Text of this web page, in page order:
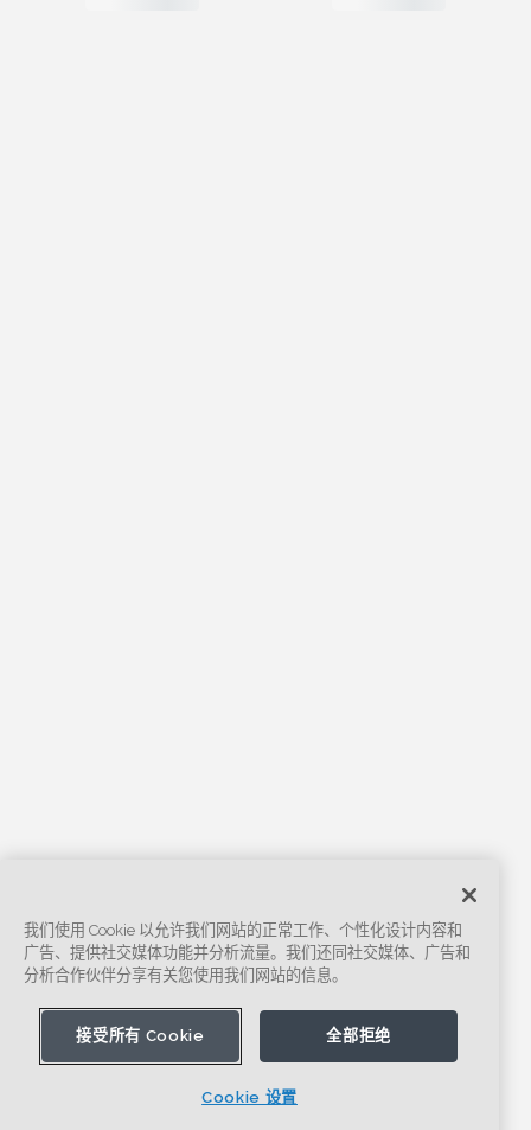
我们使用 Cookie 以允许我们网站的正常工作、个性化设计内容和
广告、提供社交媒体功能并分析流量。我们还同社交媒体、广告和
分析合作伙伴分享有关您使用我们网站的信息。
接受所有 Cookie 全部拒绝
Cookie 设置